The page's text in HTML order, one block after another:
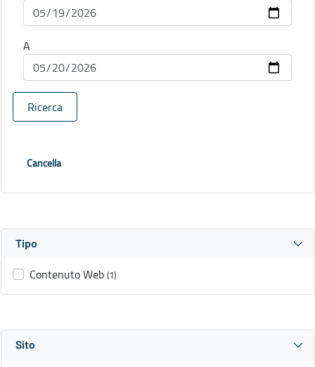
A
Ricerca
Cancella
Tipo
Contenuto Web (1)
Sito